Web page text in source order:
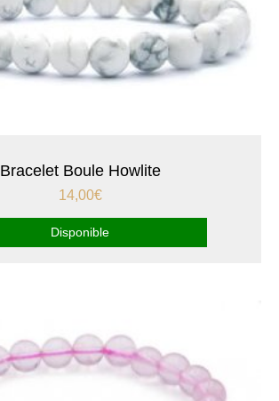
Bracelet Boule Howlite
14,00€
Disponible